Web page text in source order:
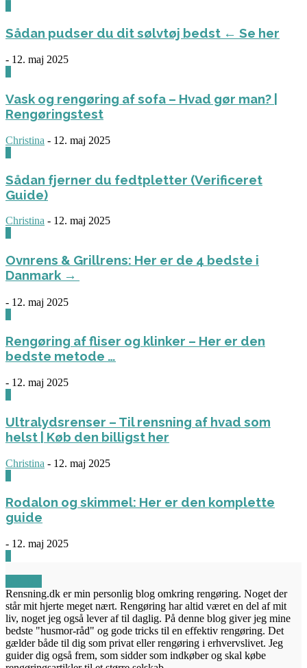
Sådan pudser du dit sølvtøj bedst ← Se her
- 12. maj 2025
Vask og rengøring af sofa – Hvad gør man? |
Rengøringstest
Christina - 12. maj 2025
Sådan fjerner du fedtpletter (Verificeret
Guide)
Christina - 12. maj 2025
Ovnrens & Grillrens: Her er de 4 bedste i
Danmark →
- 12. maj 2025
Rengøring af fliser og klinker – Her er den
bedste metode …
- 12. maj 2025
Ultralydsrenser – Til rensning af hvad som
helst | Køb den billigst her
Christina - 12. maj 2025
Rodalon og skimmel: Her er den komplette
guide
- 12. maj 2025
Rensning.dk er min personlig blog omkring rengøring. Noget der
står mit hjerte meget nært. Rengøring har altid været en del af mit
liv, noget jeg også lever af til daglig. På denne blog giver jeg mine
bedste "husmor-råd" og gode tricks til en effektiv rengøring. Det
gælder både til dig som privat eller rengøring i erhvervslivet. Jeg
guider dig også frem, som sidder som indkøber og skal købe